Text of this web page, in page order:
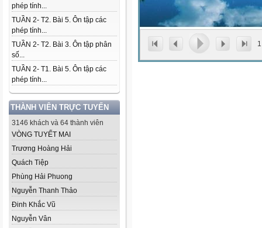
phép tính...
TUẦN 2- T2. Bài 5. Ôn tập các
phép tính...
TUẦN 2- T2. Bài 3. Ôn tập phân
số...
TUẦN 2- T1. Bài 5. Ôn tập các
phép tính...
THÀNH VIÊN TRỰC TUYẾN
3146 khách và 64 thành viên
VÒNG TUYẾT MAI
Trương Hoàng Hải
Quách Tiệp
Phùng Hải Phuong
Nguyễn Thanh Thảo
Đinh Khắc Vũ
Nguyễn Vân
1